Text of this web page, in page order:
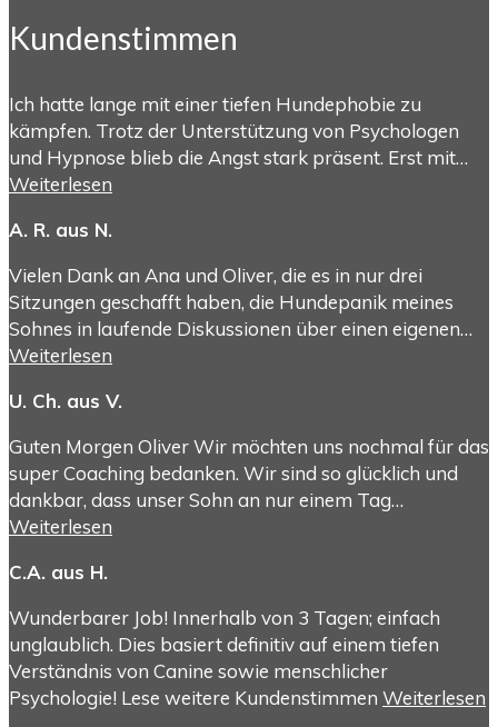
Kundenstimmen
Ich hatte lange mit einer tiefen Hundephobie zu
kämpfen. Trotz der Unterstützung von Psychologen
und Hypnose blieb die Angst stark präsent. Erst mit…
Weiterlesen
A. R. aus N.
Vielen Dank an Ana und Oliver, die es in nur drei
Sitzungen geschafft haben, die Hundepanik meines
Sohnes in laufende Diskussionen über einen eigenen…
Weiterlesen
U. Ch. aus V.
Guten Morgen Oliver Wir möchten uns nochmal für das
super Coaching bedanken. Wir sind so glücklich und
dankbar, dass unser Sohn an nur einem Tag…
Weiterlesen
C.A. aus H.
Wunderbarer Job! Innerhalb von 3 Tagen; einfach
unglaublich. Dies basiert definitiv auf einem tiefen
Verständnis von Canine sowie menschlicher
Psychologie! Lese weitere Kundenstimmen Weiterlesen